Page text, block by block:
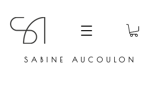
SABINE AUCOULON